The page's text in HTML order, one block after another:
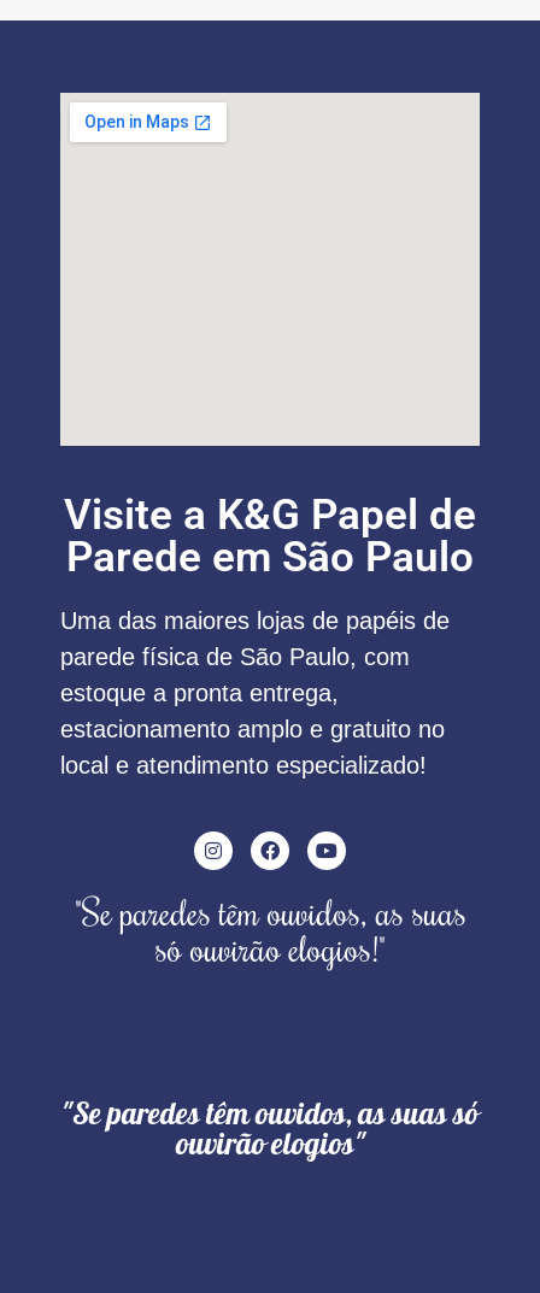
Visite a K&G Papel de
Parede em São Paulo
Uma das maiores lojas de papéis de
parede física de São Paulo, com
estoque a pronta entrega,
estacionamento amplo e gratuito no
local e atendimento especializado!
"Se paredes têm ouvidos, as suas
só ouvirão elogios!"
"Se paredes têm ouvidos, as suas só
ouvirão elogios"